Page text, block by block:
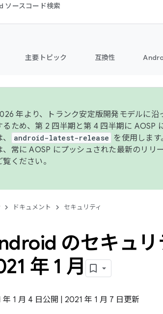
ソースコード検索
主要トピック 互換性
年より、トランク安定版開発モデルに
るため、第 2 四半期と第 4 四半期に AOSP
android-latest-release を使用します。
、常に AOSP にプッシュされた最新のリリ
覧ください。
ドキュメント セキュリティ
のセキュ
年 1 月
年 1 月 4 日公開 | 2021 年 1 月 7 日更新